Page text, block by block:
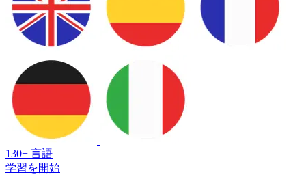
130+ 言語
学習を開始